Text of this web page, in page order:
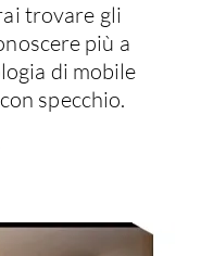
trovare gli
più a
di mobile
specchio.